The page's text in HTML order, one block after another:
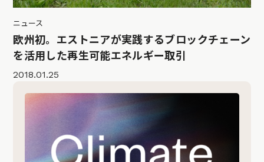
ニュース
欧州初。エストニアが実践するブロックチェーン
を活用した再生可能エネルギー取引
2018.01.25